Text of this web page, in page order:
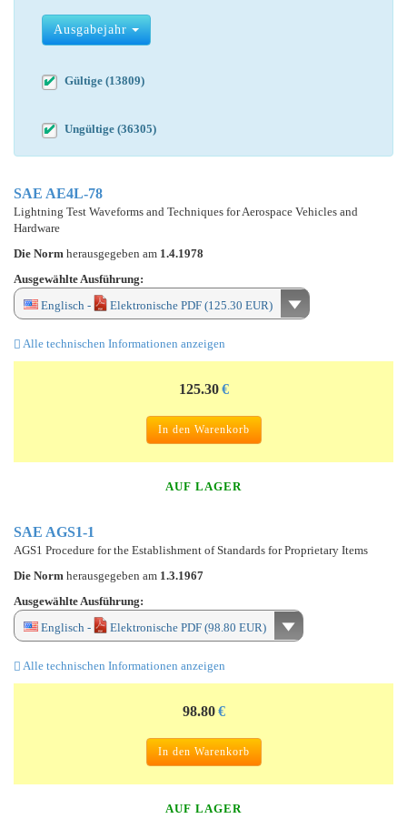
Ausgabejahr
Gültige (13809)
Ungültige (36305)
SAE AE4L-78
Lightning Test Waveforms and Techniques for Aerospace Vehicles and
Hardware
Die Norm herausgegeben am 1.4.1978
Ausgewählte Ausführung:
Englisch -
Elektronische PDF (125.30 EUR)
Alle technischen Informationen anzeigen
125.30 €
In den Warenkorb
AUF LAGER
SAE AGS1-1
AGS1 Procedure for the Establishment of Standards for Proprietary Items
Die Norm herausgegeben am 1.3.1967
Ausgewählte Ausführung:
Englisch -
Elektronische PDF (98.80 EUR)
Alle technischen Informationen anzeigen
98.80 €
In den Warenkorb
AUF LAGER